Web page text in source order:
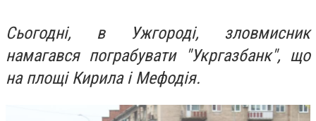
Сьогодні, в Ужгороді, зловмисник
намагався пограбувати "Укргазбанк", що
на площі Кирила і Мефодія.